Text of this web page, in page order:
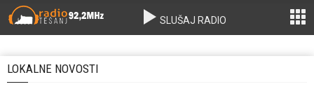
SLUŠAJ RADIO
LOKALNE NOVOSTI